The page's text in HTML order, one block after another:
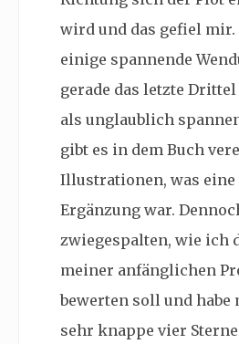
wird und das gefiel mir.
einige spannende
gerade das letzte
als unglaublich
gibt es in dem Buch
Illustrationen, was
Ergänzung war.
zwiegespalten, wie ich
meiner anfänglichen
bewerten soll und habe
sehr knappe vier